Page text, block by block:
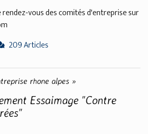
rendez-vous des comités d'entreprise sur
209 Articles
rhone alpes »
Essaimage "Contre